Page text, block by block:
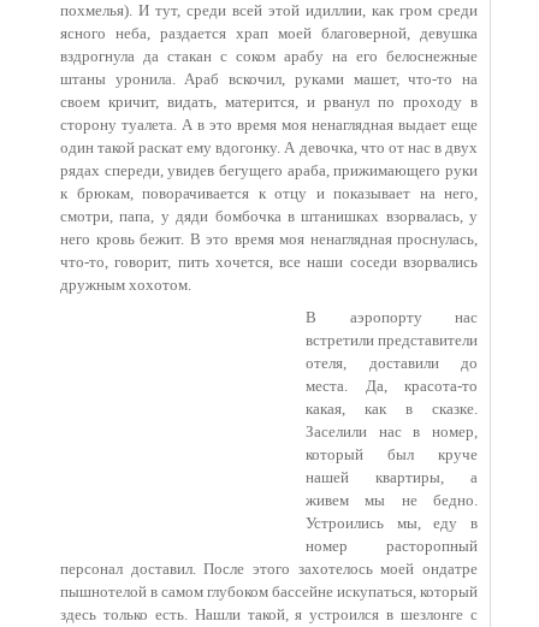
похмелья). И тут, среди всей этой идиллии, как гром среди
ясного неба, раздается храп моей благоверной, девушка
вздрогнула да стакан с соком арабу на его белоснежные
штаны уронила. Араб вскочил, руками машет, что-то на
своем кричит, видать, матерится, и рванул по проходу в
сторону туалета. А в это время моя ненаглядная выдает еще
один такой раскат ему вдогонку. А девочка, что от нас в двух
рядах спереди, увидев бегущего араба, прижимающего руки
к брюкам, поворачивается к отцу и показывает на него,
смотри, папа, у дяди бомбочка в штанишках взорвалась, у
него кровь бежит. В это время моя ненаглядная проснулась,
что-то, говорит, пить хочется, все наши соседи взорвались
дружным хохотом.
В аэропорту нас
встретили представители
отеля, доставили до
места. Да, красота-то
какая, как в сказке.
Заселили нас в номер,
который был круче
нашей квартиры, а
живем мы не бедно.
Устроились мы, еду в
номер расторопный
персонал доставил. После этого захотелось моей ондатре
пышнотелой в самом глубоком бассейне искупаться, который
здесь только есть. Нашли такой, я устроился в шезлонге с